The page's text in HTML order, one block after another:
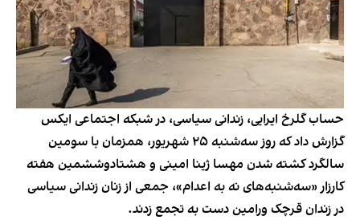
حساب گلرخ ایرایی، زندانی سیاسی، در شبکه اجتماعی ایکس
گزارش داد که روز سه‌شنبه ۲۵ شهریور، همزمان با سومین
سالگرد کشته شدن مهسا ژینا امینی و هشتادوششمین هفته
کارزار «سه‌شنبه‌های نه به اعدام»، جمعی از زنان زندانی سیاسی
در زندان قرچک ورامین دست به تجمع زدند.